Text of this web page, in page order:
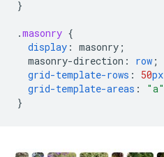
}
.masonry {
display : masonry ;
masonry-direction : row ;
grid-template-rows : 50px
grid-template-areas : "a"
}